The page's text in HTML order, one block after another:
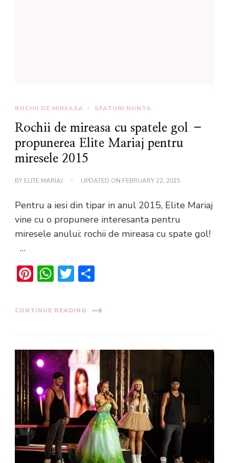
ROCHII DE MIREASA SFATURI NUNTA
Rochii de mireasa cu spatele gol –
propunerea Elite Mariaj pentru
miresele 2015
BY ELITE MARIAJ UPDATED ON FEBRUARY 22, 2015
Pentru a iesi din tipar in anul 2015, Elite Mariaj
vine cu o propunere interesanta pentru
miresele anului: rochii de mireasa cu spate gol!
…
Pinterest
WhatsApp
Twitter
CONTINUE READING